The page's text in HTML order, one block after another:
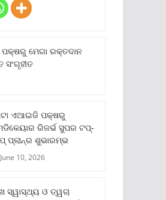
ମେଗା ରକ୍ତଦାନ
ଏଆଇଜି ପକ୍ଷରୁ
ରିଜର୍ଭ ସୁପର ଟପ୍‌-
ପ୍ଲାନ୍‌ର ଶୁଭାରମ୍ଭ
June 10, 2026
ସ୍ୱାସ୍ଥ୍ୟ ଓ ତ୍ୱଚା